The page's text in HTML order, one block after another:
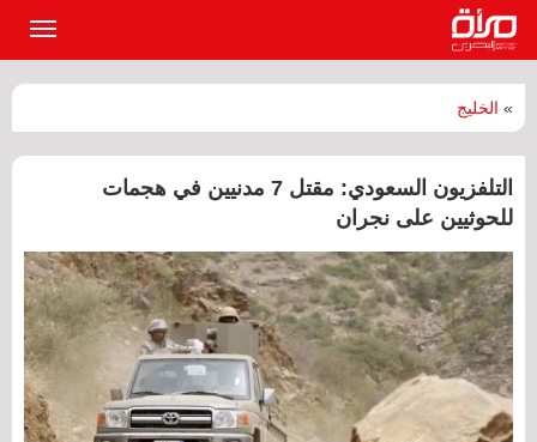
» الخليج
التلفزيون السعودي: مقتل 7 مدنيين في هجمات
للحوثيين على نجران